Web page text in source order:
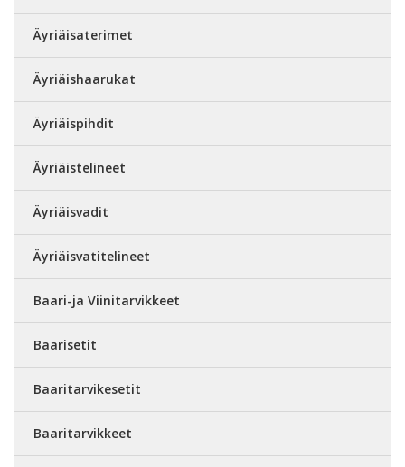
Äyriäisaterimet
Äyriäishaarukat
Äyriäispihdit
Äyriäistelineet
Äyriäisvadit
Äyriäisvatitelineet
Baari-ja Viinitarvikkeet
Baarisetit
Baaritarvikesetit
Baaritarvikkeet